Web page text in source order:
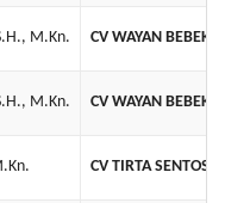
M.Kn. CV WAYAN BEBEK
M.Kn. CV WAYAN BEBEK
CV TIRTA